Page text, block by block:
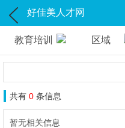
好佳美人才网
教育培训 区域
共有 0 条信息
暂无相关信息